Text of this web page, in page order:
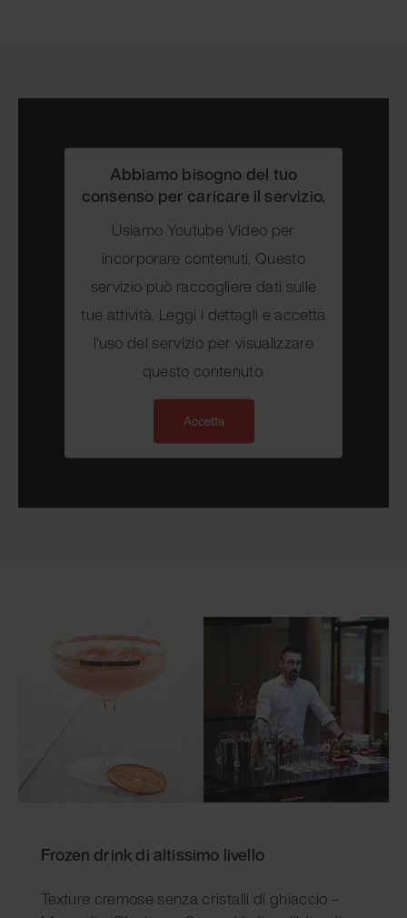
Abbiamo bisogno del tuo
consenso per caricare il servizio.
Usiamo Youtube Video per
incorporare contenuti. Questo
servizio può raccogliere dati sulle
tue attività. Leggi i dettagli e accetta
l'uso del servizio per visualizzare
questo contenuto.
Accetta
Frozen drink di altissimo livello
Texture cremose senza cristalli di ghiaccio –